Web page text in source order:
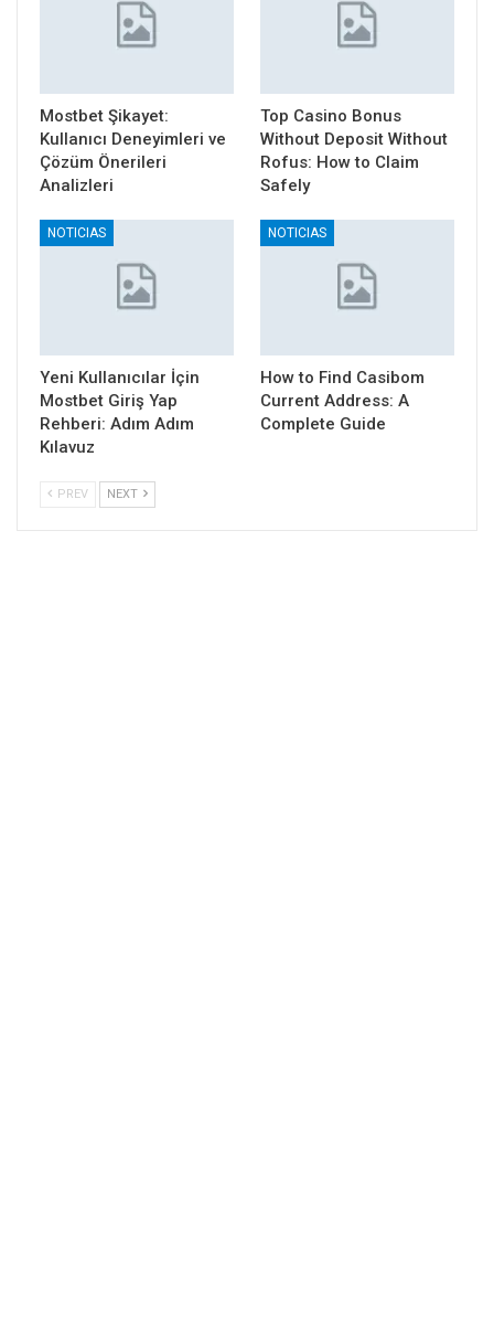
Mostbet Şikayet:
Kullanıcı Deneyimleri ve
Çözüm Önerileri
Analizleri
Top Casino Bonus
Without Deposit Without
Rofus: How to Claim
Safely
NOTICIAS
Yeni Kullanıcılar İçin
Mostbet Giriş Yap
Rehberi: Adım Adım
Kılavuz
NOTICIAS
How to Find Casibom
Current Address: A
Complete Guide
PREV NEXT